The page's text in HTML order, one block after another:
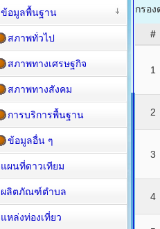
กรอง
#
1
2
3
4
ข้อมูลพื้นฐาน
สภาพทั่วไป
สภาพทางเศรษฐกิจ
สภาพทางสังคม
การบริการพื้นฐาน
ข้อมูลอื่น ๆ
แผนที่ดาวเทียม
ผลิตภัณฑ์ตำบล
แหล่งท่องเที่ยว